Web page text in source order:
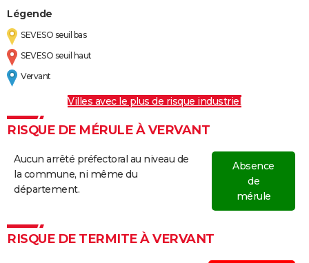
Légende
SEVESO seuil bas
SEVESO seuil haut
Vervant
Villes avec le plus de risque industriel
RISQUE DE MÉRULE À VERVANT
Aucun arrêté préfectoral au niveau de
la commune, ni même du
département.
Absence
de
mérule
RISQUE DE TERMITE À VERVANT